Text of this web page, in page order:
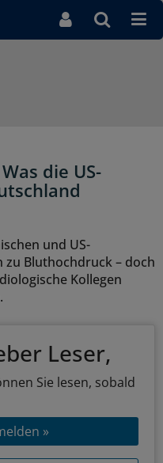
die US-
und US-
Bluthochdruck – doch
Kollegen
Leser,
Sie lesen, sobald
»